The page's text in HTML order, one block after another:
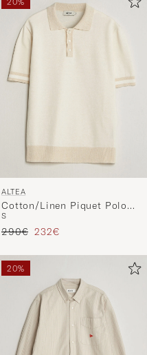
ALTEA
Cotton/Linen Piquet Polo
Off White
S
Precio ordinario
290€ Precio reducido
232€
20%